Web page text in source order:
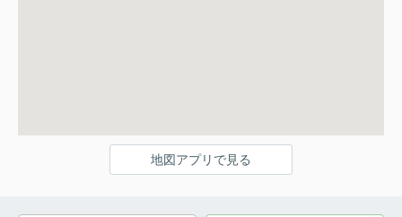
地図アプリで見る